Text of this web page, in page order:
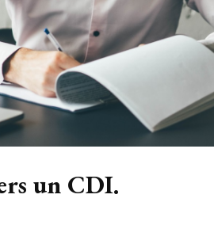
un CDI.